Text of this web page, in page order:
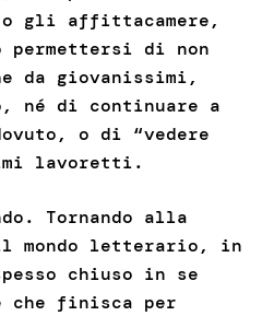
o gli affittacamere,
permettersi di non
da giovanissimi,
né di continuare a
o di “vedere
lavoretti.
Tornando alla
il mondo letterario, in
chiuso in se
che finisca per